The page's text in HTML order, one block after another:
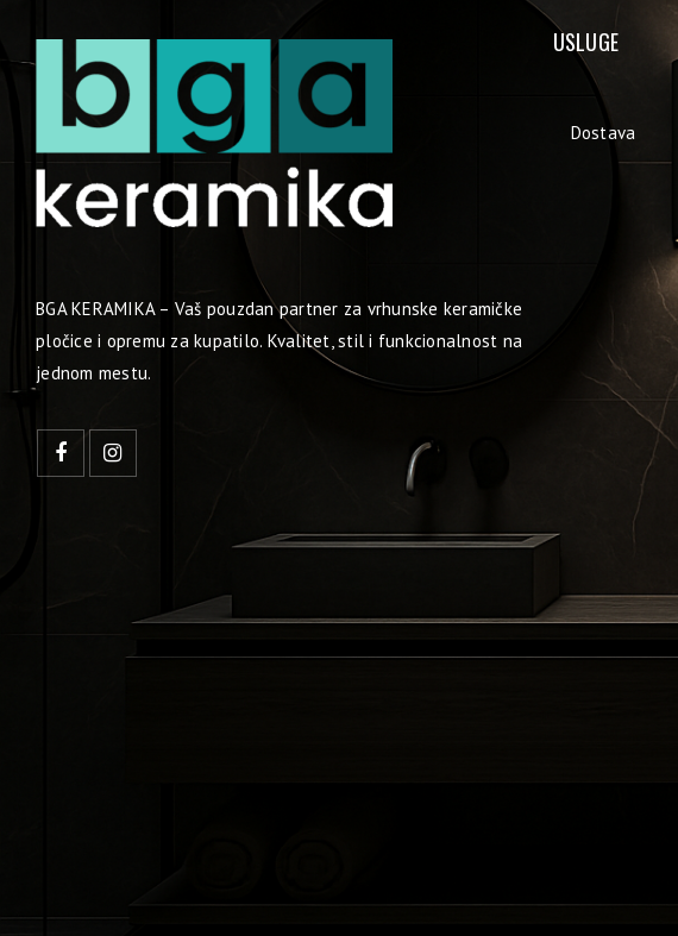
BGA KERAMIKA – Vaš pouzdan partner za vrhunske keramičke
pločice i opremu za kupatilo. Kvalitet, stil i funkcionalnost na
jednom mestu.
USLUGE
Dostava